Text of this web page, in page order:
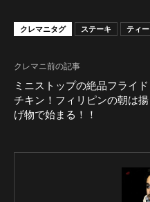
クレマニタグ ステーキ ティー
クレマニ前の記事
ミニストップの絶品フライド
チキン！フィリピンの朝は揚
げ物で始まる！！